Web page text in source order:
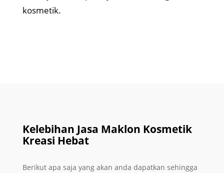
kosmetik.
Kelebihan Jasa Maklon Kosmetik
Kreasi Hebat
Berikut apa saja yang akan anda dapatkan sehingga